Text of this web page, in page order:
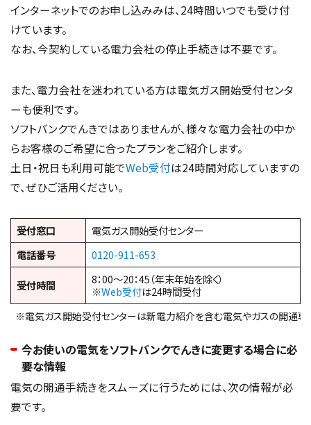
インターネットでのお申し込みみは、24時間いつでも受け付
けています。
なお、今契約している電力会社の停止手続きは不要です。
また、電力会社を迷われている方は電気ガス開始受付センタ
ーも便利です。
ソフトバンクでんきではありませんが、様々な電力会社の中か
らお客様のご希望に合ったプランをご紹介します。
土日・祝日も利用可能でWeb受付は24時間対応していますの
で、ぜひご活用ください。
受付窓口
電気ガス開始受付センター
電話番号
0120-911-653
受付時間
8：00～20：45（年末年始を除く）
※Web受付は24時間受付
※電気ガス開始受付センターは新電力紹介を含む電気やガスの開通専
今お使いの電気をソフトバンクでんきに変更する場合に必
要な情報
電気の開通手続きをスムーズに行うためには、次の情報が必
要です。